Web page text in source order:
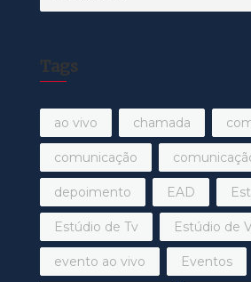
por:
Tags
ao vivo chamada
comunicação
depoimento EAD
Estúdio de Tv Estúdio de
evento ao vivo Eventos